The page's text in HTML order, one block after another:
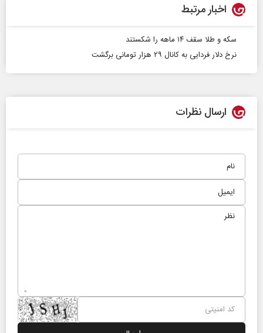
اخبار مرتبط
سکه و طلا سقف ۱۴ ماهه را شکستند
نرخ دلار فردایی به کانال ۲۹ هزار تومانی برگشت
ارسال نظرات